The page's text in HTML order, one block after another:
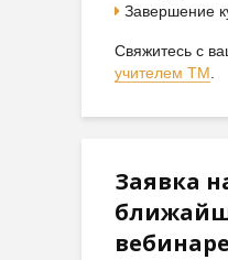
Завершение
Свяжитесь с
учителем ТМ.
Заявка
вебинаре